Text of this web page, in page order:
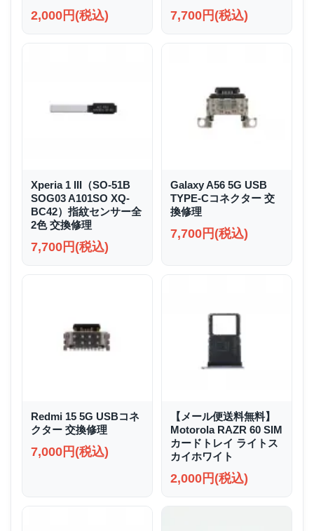
2,000円(税込) 7,700円(税込)
Xperia 1 III（SO-51B
SOG03 A101SO XQ-
BC42）指紋センサー全
2色 交換修理
7,700円(税込)
Galaxy A56 5G USB
TYPE-Cコネクター 交
換修理
7,700円(税込)
Redmi 15 5G USBコネ
クター 交換修理
7,000円(税込)
【メール便送料無料】
Motorola RAZR 60 SIM
カードトレイ ライトス
カイホワイト
2,000円(税込)